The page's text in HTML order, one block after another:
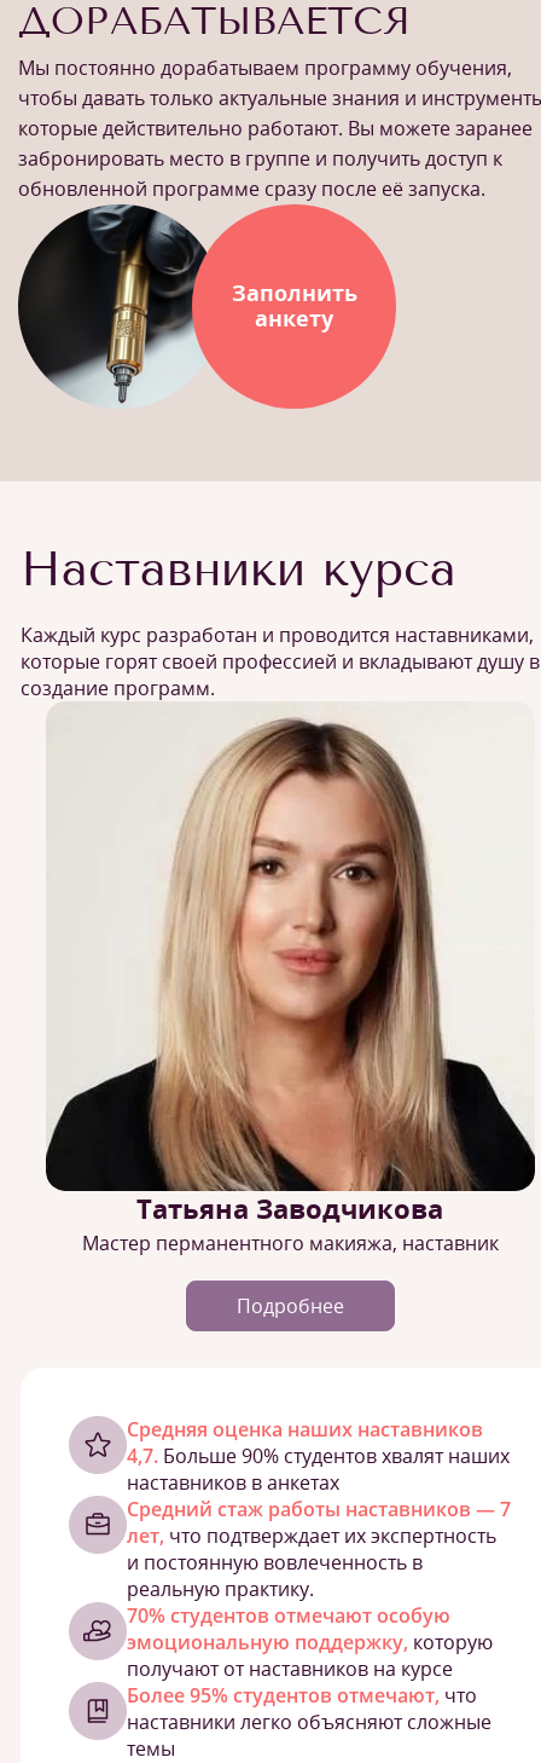
ДОРАБАТЫВАЕТСЯ
Мы постоянно дорабатываем программу обучения,
чтобы давать только актуальные знания и
которые действительно работают. Вы можете заранее
забронировать место в группе и получить доступ к
обновленной программе сразу после её запуска.
Заполнить
анкету
Наставники курса
Каждый курс разработан и проводится наставниками,
которые горят своей профессией и вкладывают душу в
создание программ.
Татьяна Заводчикова
Мастер перманентного макияжа, наставник
Подробнее
Cредняя оценка наших наставников
4,7. Больше 90% студентов хвалят наших
наставников в анкетах
Средний стаж работы наставников — 7
лет, что подтверждает их экспертность
и постоянную вовлеченность в
реальную практику.
70% студентов отмечают особую
эмоциональную поддержку, которую
получают от наставников на курсе
Более 95% студентов отмечают, что
наставники легко объясняют сложные
темы